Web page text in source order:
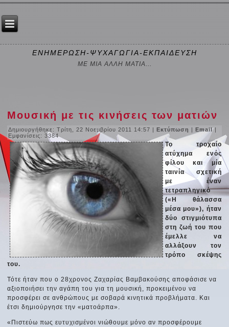
ΕΝΗΜΕΡΩΣΗ-ΨΥΧΑΓΩΓΙΑ-ΕΚΠΑΙΔΕΥΣΗ
ΜΕ ΜΙΑ ΑΛΛΗ ΜΑΤΙΑ...
Μουσική με τις κινήσεις των ματιών
Δημιουργήθηκε: Τρίτη, 22 Νοεμβρίου 2011 14:57 |Εκτύπωση |Email |
Εμφανίσεις: 3384
Το τροχαίο
ατύχημα ενός
φίλου και μία
ταινία σχετική
με έναν
τετραπληγικό
(«Η θάλασσα
μέσα μου»), ήταν
δύο στιγμιότυπα
στη ζωή του που
έμελλε να
αλλάξουν τον
τρόπο σκέψης
του.
Τότε ήταν που ο 28χρονος Ζαχαρίας Βαμβακούσης αποφάσισε να
αξιοποιήσει την αγάπη του για τη μουσική, προκειμένου να
προσφέρει σε ανθρώπους με σοβαρά κινητικά προβλήματα. Και
έτσι δημιούργησε την «ματοάρπα».
«Πιστεύω πως ευτυχισμένοι νιώθουμε μόνο αν προσφέρουμε